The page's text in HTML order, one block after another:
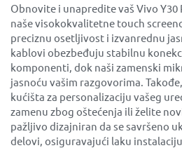
Obnovite i unapredite vaš Vivo
naše visokokvalitetne touch
preciznu osetljivost i izvanrednu
kablovi obezbeđuju stabilnu
komponenti, dok naši zamenski
jasnoću vašim razgovorima.
kućišta za personalizaciju vašeg
zamenu zbog oštećenja ili želite
pažljivo dizajniran da se savršeno
delovi, osiguravajući laku